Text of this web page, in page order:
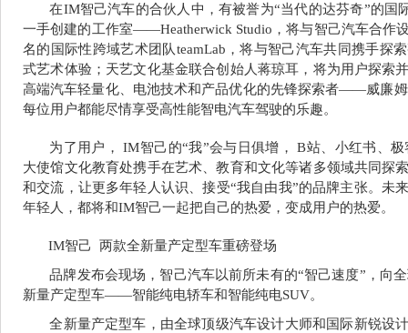
在IM智己汽车的合伙人中，有被誉为“当代的达芬奇”的国
一手创建的工作室——Heatherwick Studio，将与智己汽车合作
名的国际性跨域艺术团队teamLab，将与智己汽车共同携手探
式艺术体验；天艺文化基金联合创始人蒋琼耳，将为用户探索
高端汽车轻量化、电池技术和产品优化的先锋探索者——威廉
每位用户都能尽情享受高性能智电汽车驾驶的乐趣。
为了用户， IM智己的“我”会与日俱增， B站、小红书、
大使馆文化教育处携手在艺术、教育和文化等诸多领域共同探
和交流，让更多年轻人认识、接受“我自由我”的品牌主张。未
年轻人，都将和IM智己一起把自己的热爱，变成用户的热爱。
IM智己 两款全新量产定型车重磅登场
品牌发布会现场，智己汽车以前所未有的“智己速度”，向
新量产定型车——智能纯电轿车和智能纯电SUV。
全新量产定型车，由全球顶级汽车设计大师和国际新锐设